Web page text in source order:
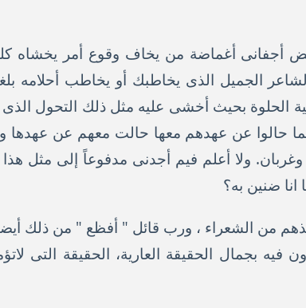
أجفانى أغماضة من يخاف وقوع أمر يخشاه
الجميل الذى يخاطبك أو يخاطب أحلامه
الحلوة بحيث أخشى عليه مثل ذلك التحول
حالوا عن عهدهم معها حالت معهم عن عهدها
ولا أعلم فيم أجدنى مدفوعاً إلى مثل
ضنين به؟
من الشعراء ، ورب قائل " أفظع " من ذلك
بجمال الحقيقة العارية، الحقيقة التى